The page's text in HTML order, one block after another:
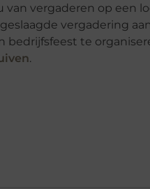
van vergaderen op een
vergadering
bedrijfsfeest te
.